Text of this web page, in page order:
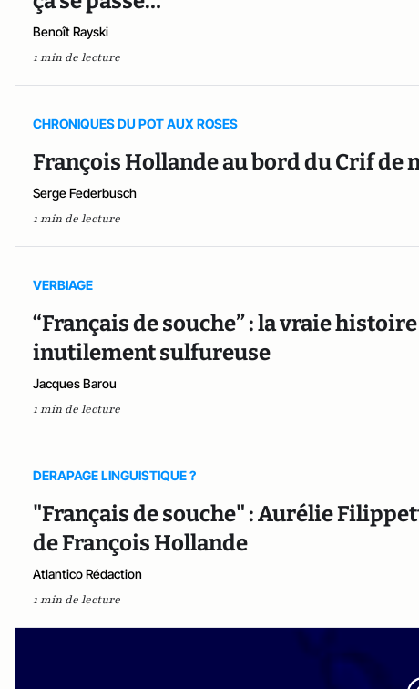
Benoît Rayski
1 min de lecture
CHRONIQUES DU POT AUX ROSES
François Hollande au bord du Crif de
Serge Federbusch
1 min de lecture
VERBIAGE
“Français de souche” : la vraie
inutilement sulfureuse
Jacques Barou
1 min de lecture
DERAPAGE LINGUISTIQUE ?
"Français de souche" : Aurélie
de François Hollande
Atlantico Rédaction
1 min de lecture